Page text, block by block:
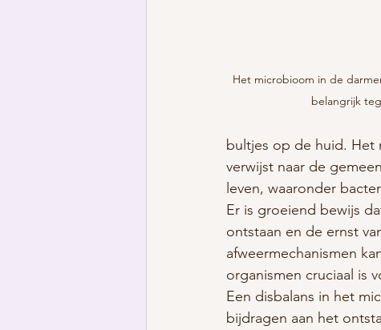
Het microbioom in de
belangrijk
bultjes op de huid.
verwijst naar de
leven, waaronder
Er is groeiend bewijs
ontstaan en de ernst
afweermechanismen
organismen cruciaal is
Een disbalans in het
bijdragen aan het